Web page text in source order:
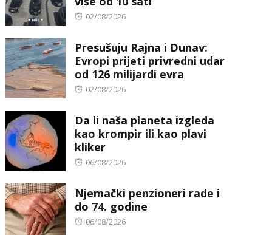
Posted
02/08/2026
Presušuju Rajna i Dunav:
Evropi prijeti privredni udar
od 126 milijardi evra
Posted
02/08/2026
Da li naša planeta izgleda
kao krompir ili kao plavi
kliker
Posted
06/08/2026
Njemački penzioneri rade i
do 74. godine
Posted
06/08/2026